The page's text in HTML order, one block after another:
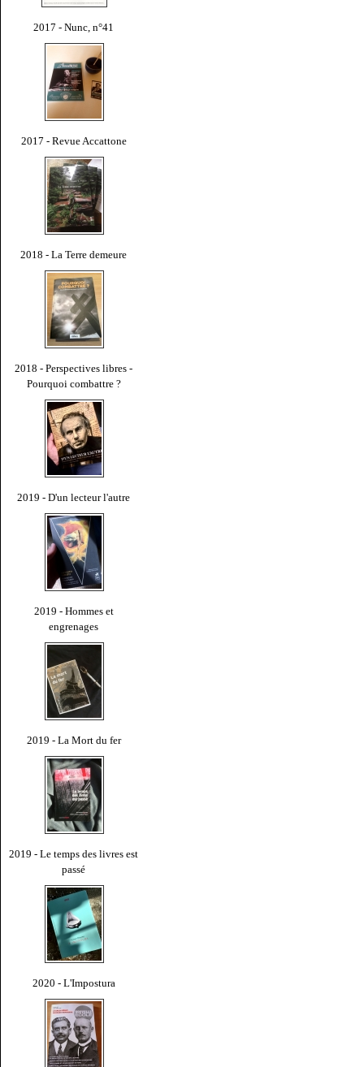
2017 - Nunc, n°41
2017 - Revue Accattone
2018 - La Terre demeure
2018 - Perspectives libres -
Pourquoi combattre ?
2019 - D'un lecteur l'autre
2019 - Hommes et
engrenages
2019 - La Mort du fer
2019 - Le temps des livres est
passé
2020 - L'Impostura